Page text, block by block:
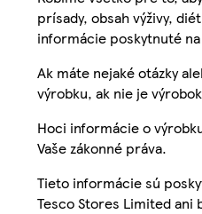
prísady, obsah výživy,
informácie poskytnuté
Ak máte nejaké otázky
výrobku, ak nie je
Hoci informácie o
Vaše zákonné práva.
Tieto informácie sú
Tesco Stores Limited ani